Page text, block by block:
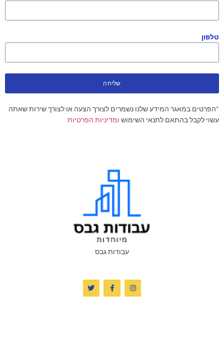
טלפון
שליחה
*הפרטים במאגר המידע שלנו נשמרים לצורך הצעה או לצורך שירות שאתה
עשוי לקבל בהתאם לתנאי השימוש ומדיניות הפרטיות
עבודות גבס